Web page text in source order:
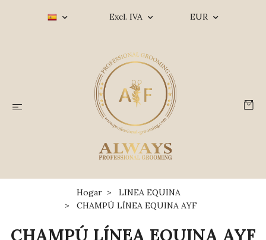
Excl. IVA EUR
Hogar
LINEA EQUINA
CHAMPÚ LÍNEA EQUINA AYF
CHAMPÚ LÍNEA EQUINA AYF